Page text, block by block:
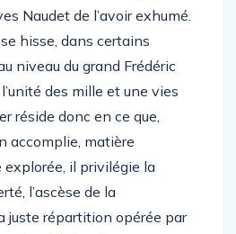
Naudet de l’avoir exhumé.
hisse, dans certains
niveau du grand Frédéric
des mille et une vies
réside donc en ce que,
accomplie, matière
explorée, il privilégie la
l’ascèse de la
juste répartition opérée par